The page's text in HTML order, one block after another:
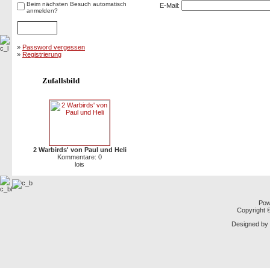
Beim nächsten Besuch automatisch
anmelden?
» Password vergessen
» Registrierung
Zufallsbild
2 Warbirds' von Paul und Heli
Kommentare: 0
lois
E-Mail:
Copyright
Designed by